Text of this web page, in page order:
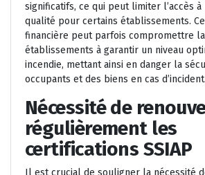
significatifs, ce qui peut limiter l’accès
qualité pour certains établissements.
financière peut parfois compromettre
établissements à garantir un niveau
incendie, mettant ainsi en danger la
occupants et des biens en cas d’incident.
Nécessité de
régulièrement les
certifications SSIAP
Il est crucial de souligner la nécessité